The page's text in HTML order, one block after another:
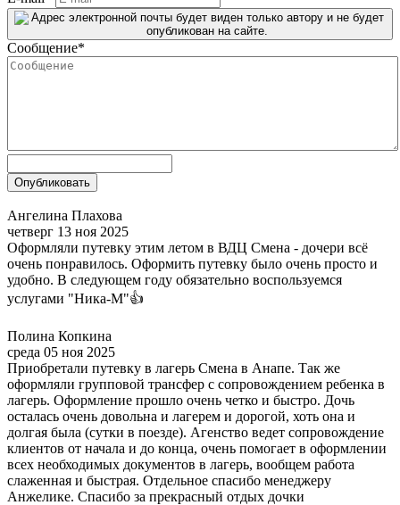
Сообщение*
Ангелина Плахова
четверг 13 ноя 2025
Оформляли путевку этим летом в ВДЦ Смена - дочери всё
очень понравилось. Оформить путевку было очень просто и
удобно. В следующем году обязательно воспользуемся
услугами "Ника-М"👍
Полина Копкина
среда 05 ноя 2025
Приобретали путевку в лагерь Смена в Анапе. Так же
оформляли групповой трансфер с сопровождением ребенка в
лагерь. Оформление прошло очень четко и быстро. Дочь
осталась очень довольна и лагерем и дорогой, хоть она и
долгая была (сутки в поезде). Агенство ведет сопровождение
клиентов от начала и до конца, очень помогает в оформлении
всех необходимых документов в лагерь, вообщем работа
слаженная и быстрая. Отдельное спасибо менеджеру
Анжелике. Спасибо за прекрасный отдых дочки